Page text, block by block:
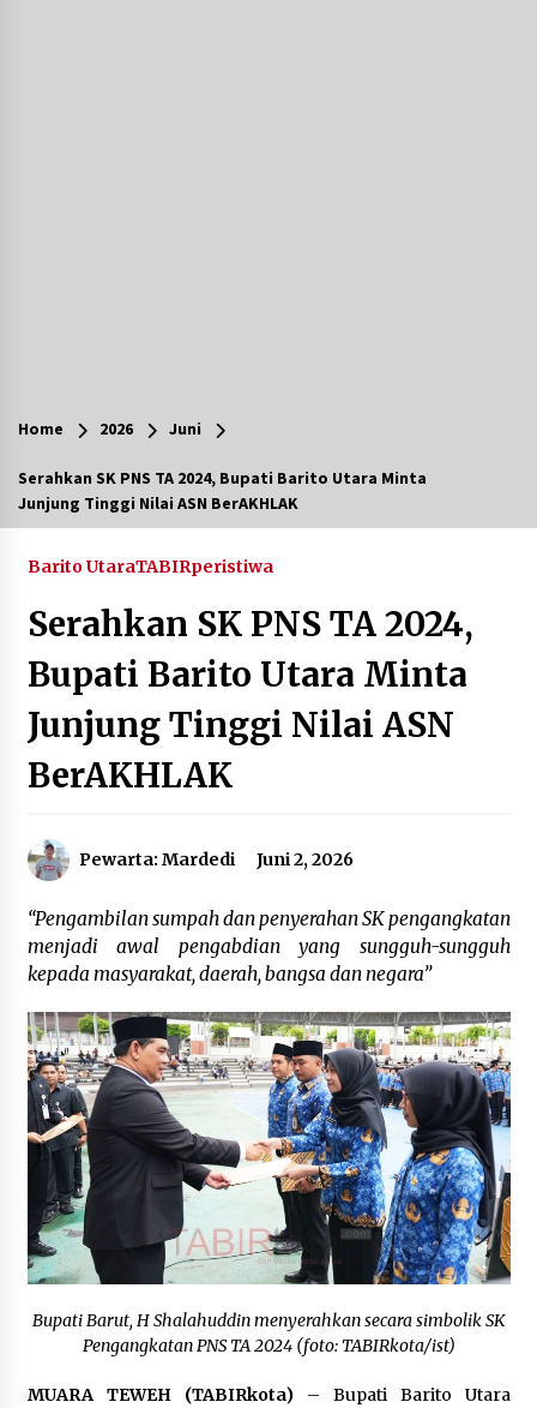
Balangan Boyong Trofi Juara Pertama Lomba
B2SA Kalsel
Tingkatkan SDM Lokal, BIS Group Luncurkan
Program Pelatihan Operator Alat Berat GTO
Agustus 6, 2026
HUT ke-51, Indocement Perkuat Inovasi dan
Agustus 6, 2026
Hari Kedua Kaji Tiru di DIY, Bupati Barito Utara
Agustus 5, 2026
PNBP 400 Juta dari Kasus Tambang Ilegal
Hadiri Forum Komunikasi dan Kemitraan BPJS,
Sekda Tapin Komitmen Tingkatkan Layanan
Kesehatan
Agustus 4, 2026
Kejari HST Musnahkan Barang Bukti 27 Perkara
Inkracht van Gewisjde
Agustus 4, 2026
Pelajar di HST Musnahkan Barang Bukti
Kejaksaan, Ada Apa?
Agustus 4, 2026
Home 2026 Juni
Serahkan SK PNS TA 2024, Bupati Barito Utara Minta
Junjung Tinggi Nilai ASN BerAKHLAK
Barito UtaraTABIRperistiwa
Serahkan SK PNS TA 2024,
Bupati Barito Utara Minta
Junjung Tinggi Nilai ASN
BerAKHLAK
Pewarta: Mardedi Juni 2, 2026
“Pengambilan sumpah dan penyerahan SK pengangkatan
menjadi awal pengabdian yang sungguh-sungguh
kepada masyarakat, daerah, bangsa dan negara”
Bupati Barut, H Shalahuddin menyerahkan secara simbolik SK
Pengangkatan PNS TA 2024 (foto: TABIRkota/ist)
MUARA TEWEH (TABIRkota)– Bupati Barito Utara